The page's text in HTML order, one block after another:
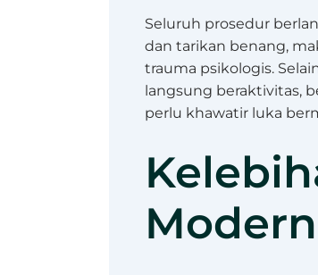
Seluruh prosedur
dan tarikan benang,
trauma psikologis.
langsung beraktivitas,
perlu khawatir luka
Modern